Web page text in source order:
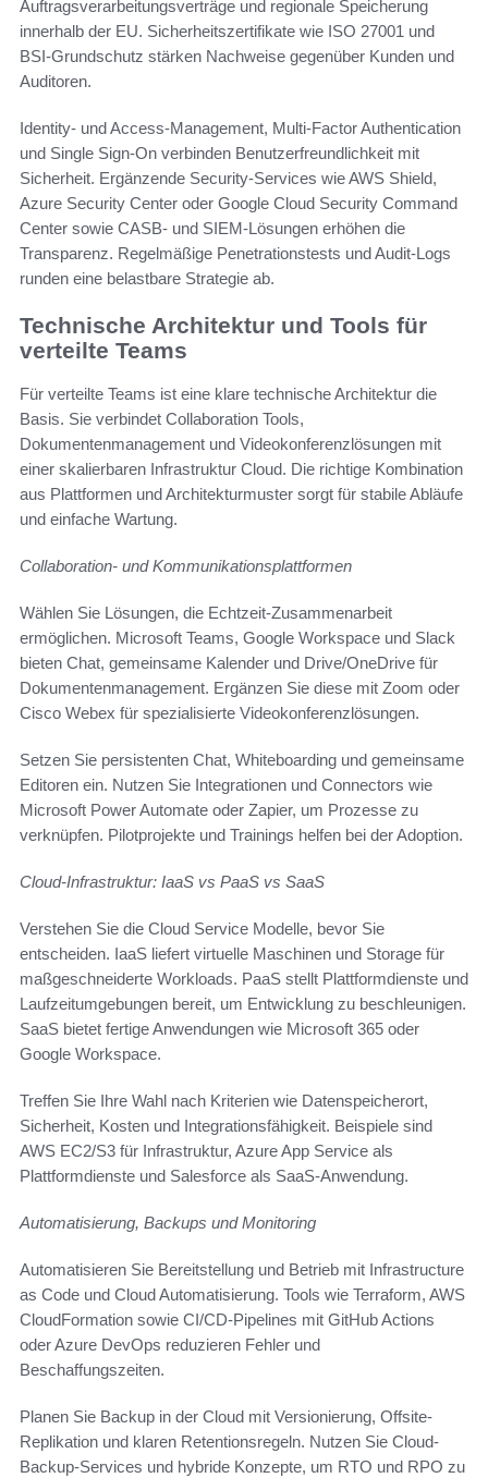
Auftragsverarbeitungsverträge und regionale Speicherung
innerhalb der EU. Sicherheitszertifikate wie ISO 27001 und
BSI-Grundschutz stärken Nachweise gegenüber Kunden und
Auditoren.
Identity- und Access-Management, Multi-Factor Authentication
und Single Sign-On verbinden Benutzerfreundlichkeit mit
Sicherheit. Ergänzende Security-Services wie AWS Shield,
Azure Security Center oder Google Cloud Security Command
Center sowie CASB- und SIEM-Lösungen erhöhen die
Transparenz. Regelmäßige Penetrationstests und Audit-Logs
runden eine belastbare Strategie ab.
Technische Architektur und Tools für
verteilte Teams
Für verteilte Teams ist eine klare technische Architektur die
Basis. Sie verbindet Collaboration Tools,
Dokumentenmanagement und Videokonferenzlösungen mit
einer skalierbaren Infrastruktur Cloud. Die richtige Kombination
aus Plattformen und Architekturmuster sorgt für stabile Abläufe
und einfache Wartung.
Collaboration- und Kommunikationsplattformen
Wählen Sie Lösungen, die Echtzeit-Zusammenarbeit
ermöglichen. Microsoft Teams, Google Workspace und Slack
bieten Chat, gemeinsame Kalender und Drive/OneDrive für
Dokumentenmanagement. Ergänzen Sie diese mit Zoom oder
Cisco Webex für spezialisierte Videokonferenzlösungen.
Setzen Sie persistenten Chat, Whiteboarding und gemeinsame
Editoren ein. Nutzen Sie Integrationen und Connectors wie
Microsoft Power Automate oder Zapier, um Prozesse zu
verknüpfen. Pilotprojekte und Trainings helfen bei der Adoption.
Cloud-Infrastruktur: IaaS vs PaaS vs SaaS
Verstehen Sie die Cloud Service Modelle, bevor Sie
entscheiden. IaaS liefert virtuelle Maschinen und Storage für
maßgeschneiderte Workloads. PaaS stellt Plattformdienste und
Laufzeitumgebungen bereit, um Entwicklung zu beschleunigen.
SaaS bietet fertige Anwendungen wie Microsoft 365 oder
Google Workspace.
Treffen Sie Ihre Wahl nach Kriterien wie Datenspeicherort,
Sicherheit, Kosten und Integrationsfähigkeit. Beispiele sind
AWS EC2/S3 für Infrastruktur, Azure App Service als
Plattformdienste und Salesforce als SaaS-Anwendung.
Automatisierung, Backups und Monitoring
Automatisieren Sie Bereitstellung und Betrieb mit Infrastructure
as Code und Cloud Automatisierung. Tools wie Terraform, AWS
CloudFormation sowie CI/CD-Pipelines mit GitHub Actions
oder Azure DevOps reduzieren Fehler und
Beschaffungszeiten.
Planen Sie Backup in der Cloud mit Versionierung, Offsite-
Replikation und klaren Retentionsregeln. Nutzen Sie Cloud-
Backup-Services und hybride Konzepte, um RTO und RPO zu